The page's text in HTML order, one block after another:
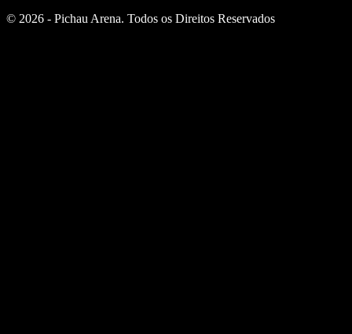
© 2026 - Pichau Arena. Todos os Direitos Reservados